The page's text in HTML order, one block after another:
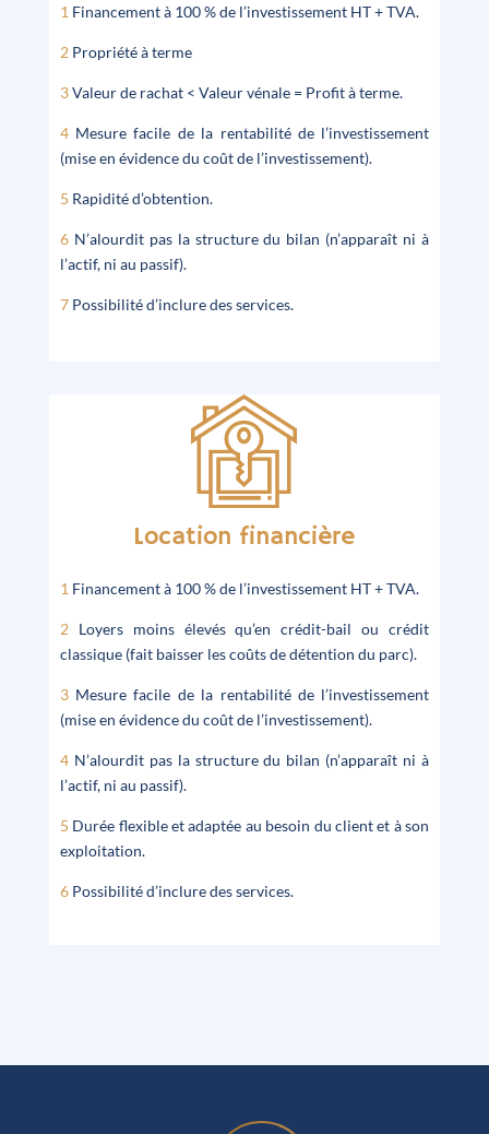
1 Financement à 100 % de l’investissement HT + TVA.
2Propriété à terme
3Valeur de rachat < Valeur vénale = Profit à terme.
4Mesure facile de la rentabilité de l’investissement
(mise en évidence du coût de l’investissement).
5 Rapidité d’obtention.
6N’alourdit pas la structure du bilan (n’apparaît ni à
l’actif, ni au passif).
7Possibilité d’inclure des services.
Location financière
1 Financement à 100 % de l’investissement HT + TVA.
2Loyers moins élevés qu’en crédit-bail ou crédit
classique (fait baisser les coûts de détention du parc).
3Mesure facile de la rentabilité de l’investissement
(mise en évidence du coût de l’investissement).
4N’alourdit pas la structure du bilan (n’apparaît ni à
l’actif, ni au passif).
5 Durée flexible et adaptée au besoin du client et à son
exploitation.
6Possibilité d’inclure des services.